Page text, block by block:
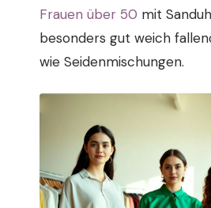
Frauen über 50 mit
besonders gut weich
wie Seidenmischungen.